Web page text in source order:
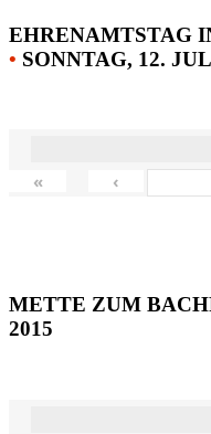
EHRENAMTSTAG
• SONNTAG, 12.
« ‹
METTE ZUM
2015